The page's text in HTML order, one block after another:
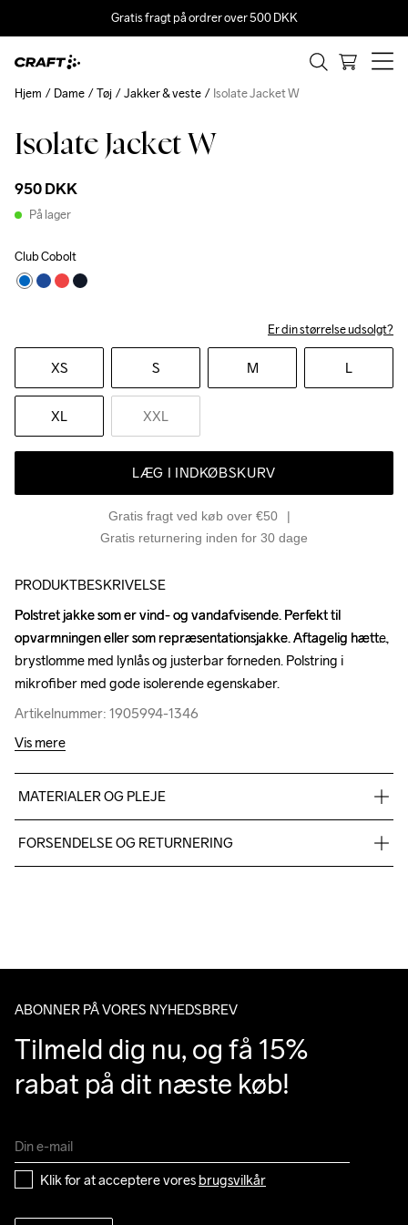
Gratis fragt på ordrer over 500 DKK
Isolate Jacket W
950 DKK
På lager
Club Cobolt
Er din størrelse udsolgt?
XS S M L
XL XXL
LÆG I INDKØBSKURV
Gratis fragt ved køb over €50
Gratis returnering inden for 30 dage
Hjem Dame Tøj Jakker & veste Isolate Jacket W
PRODUKTBESKRIVELSE
Polstret jakke som er vind- og vandafvisende. Perfekt til
opvarmningen eller som repræsentationsjakke. Aftagelig hætte,
brystlomme med lynlås og justerbar forneden. Polstring i
mikrofiber med gode isolerende egenskaber.
Artikelnummer: 1905994-1346
Polstret jakke som er vind- og vandafvisende. Perfekt til
opvarmningen eller som repræsentationsjakke. Aftagelig hætte,
brystlomme med lynlås og justerbar forneden. Polstring i
mikrofiber med gode isolerende egenskaber.
Artikelnummer: 1905994-1346
Vis mere
MATERIALER OG PLEJE
FORSENDELSE OG RETURNERING
ABONNER PÅ VORES NYHEDSBREV
Tilmeld dig nu, og få 15%
rabat på dit næste køb!
Klik for at acceptere vores brugsvilkår